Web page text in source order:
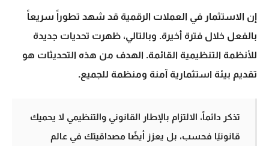
إن الاستثمار في العملات الرقمية قد شهد تطوراً سريعاً
بالفعل خلال فترة أخيرة. وبالتالي، ظهرت تحديات جديدة
للأنظمة التنظيمية القائمة. الهدف من هذه التحديثات هو
تقديم بيئة استثمارية آمنة ومنظمة للجميع.
تذكر دائماً، الالتزام بالإطار القانوني والتنظيمي لا يحميك
قانونيًا فحسب، بل يعزز أيضًا مصداقيتك في عالم